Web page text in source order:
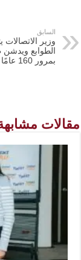
السابق
وزير
الطوابع ويدشن
بمرور 160 عامًا على البريد المصري
مقالات